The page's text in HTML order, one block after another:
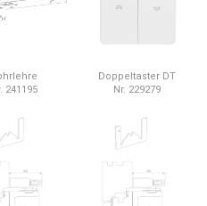
241195
Doppeltaster DT
Nr. 229279